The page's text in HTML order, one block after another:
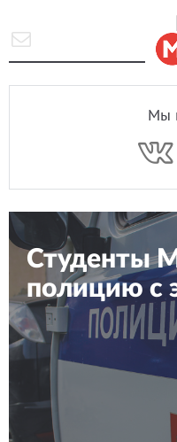
Мы
Студенты
полицию с